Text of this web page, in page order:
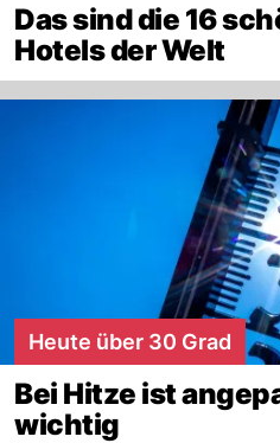
Das sind die 16
Hotels der Welt
Heute über 30 Grad
Bei Hitze ist
wichtig